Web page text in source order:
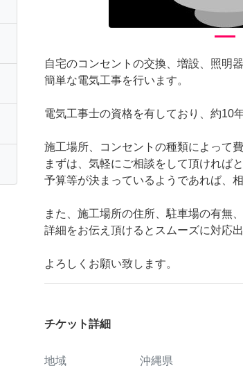
自宅のコンセントの交換、増設、照明
簡単な電気工事を行います。
電気工事士の資格を有しており、約10
施工場所、コンセントの種類によって
まずは、気軽にご相談をして頂ければと
予算等が決まっているようであれば、
また、施工場所の住所、駐車場の有無
詳細をお伝え頂けるとスムーズに対応
よろしくお願い致します。
チケット詳細
地域 沖縄県